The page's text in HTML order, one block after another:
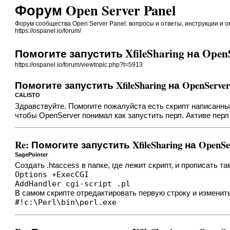
Форум Open Server Panel
Форум сообщества Open Server Panel: вопросы и ответы, инструкции и
https://ospanel.io/forum/
Помогите запустить XfileSharing на
https://ospanel.io/forum/viewtopic.php?t=5913
Помогите запустить XfileSharing на OpenServer
CALISTO
Здравствуйте. Помогите пожалуйста есть скрипт
чтобы OpenServer понимал как запустить перл. Активе
Re: Помогите запустить XfileSharing на
SagePointer
Создать .htaccess в папке, где лежит скрипт, и прописать
Options +ExecCGI
AddHandler cgi-script .pl
В самом скрипте отредактировать первую строку и
#!c:\Perl\bin\perl.exe